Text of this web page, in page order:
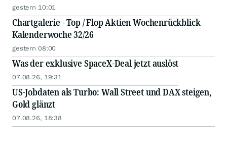
gestern 10:01
Chartgalerie - Top / Flop Aktien Wochenrückblick
Kalenderwoche 32/26
gestern 08:00
Was der exklusive SpaceX-Deal jetzt auslöst
07.08.26, 19:31
US-Jobdaten als Turbo: Wall Street und DAX steigen,
Gold glänzt
07.08.26, 18:38